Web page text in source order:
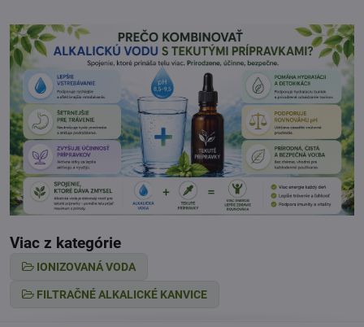
Viac z kategórie
IONIZOVANÁ VODA
FILTRAČNÉ ALKALICKÉ KANVICE